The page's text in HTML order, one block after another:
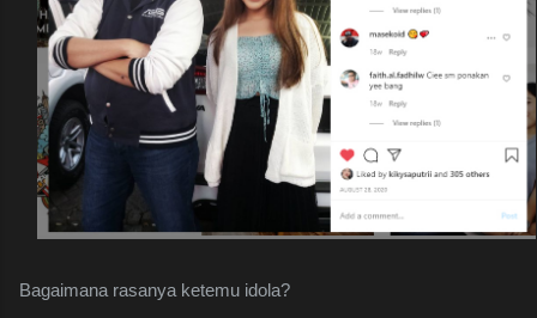
Bagaimana rasanya ketemu idola?